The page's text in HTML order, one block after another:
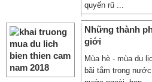
quyến rũ ...
Những thành
giới
Mùa hè - mùa du
bãi tắm trong